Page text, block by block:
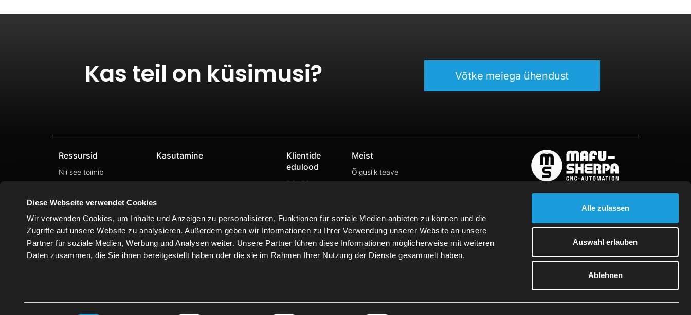
Diese Webseite verwendet Cookies
Wir verwenden Cookies, um Inhalte und Anzeigen zu personalisieren, Funktionen für soziale Medien anbieten zu können und die
Zugriffe auf unsere Website zu analysieren. Außerdem geben wir Informationen zu Ihrer Verwendung unserer Website an unsere
Partner für soziale Medien, Werbung und Analysen weiter. Unsere Partner führen diese Informationen möglicherweise mit weiteren
Daten zusammen, die Sie ihnen bereitgestellt haben oder die sie im Rahmen Ihrer Nutzung der Dienste gesammelt haben.
Alle zulassen
Auswahl erlauben
Ablehnen
Kas teil on küsimusi? Võtke meiega ühendust
Ressursid
Nii see toimib
Kasutamine
Klientide
edulood
ROLEC
MINK
TROST
Meist
Õiguslik teave
Kontakt
Automation GmbH
Dieselstr. 18
70736 Fellbach
T +49 711 2525 744 - 0